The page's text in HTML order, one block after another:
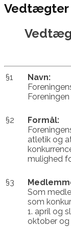
Vedtægter
§1
Navn:
§2
Formål:
atletik og
mulighed
§3
Som
som
1. april og
oktober og